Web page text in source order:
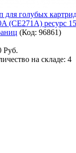
для голубых
(CE271A) ресурс
(Код: 96861)
Руб.
на складе: 4